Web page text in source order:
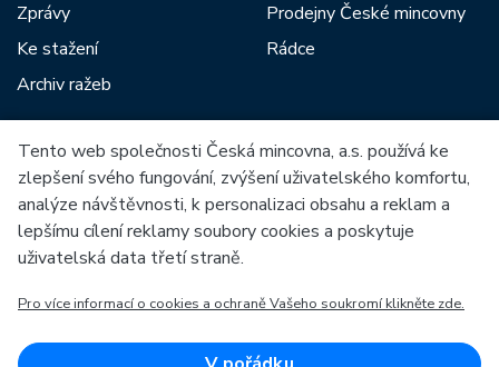
Zprávy
Ke stažení
Archiv ražeb
Prodejny České mincovny
Rádce
Mezi naše partnery patří:
Evropská unie
OP Podnikání a inovace pro konkurenceschopnost
Tento web společnosti Česká mincovna, a.s. používá ke
zlepšení svého fungování, zvýšení uživatelského komfortu,
analýze návštěvnosti, k personalizaci obsahu a reklam a
lepšímu cílení reklamy soubory cookies a poskytuje
uživatelská data třetí straně.
Pro více informací o cookies a ochraně Vašeho soukromí klikněte zde.